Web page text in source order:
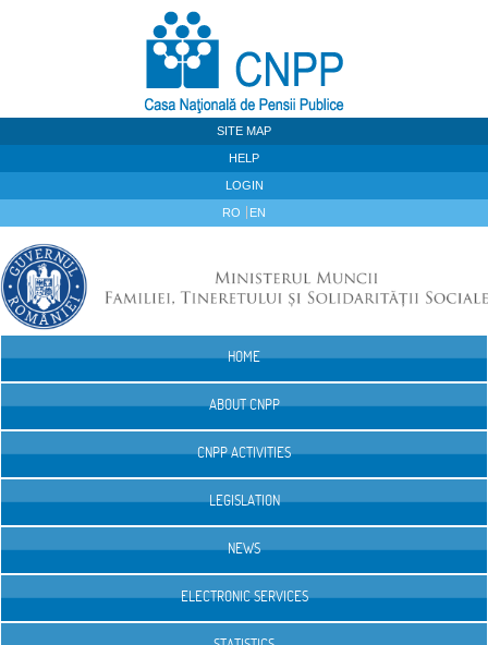
SITE MAP
HELP
LOGIN
RO EN
HOME
ABOUT CNPP
CNPP ACTIVITIES
LEGISLATION
NEWS
ELECTRONIC SERVICES